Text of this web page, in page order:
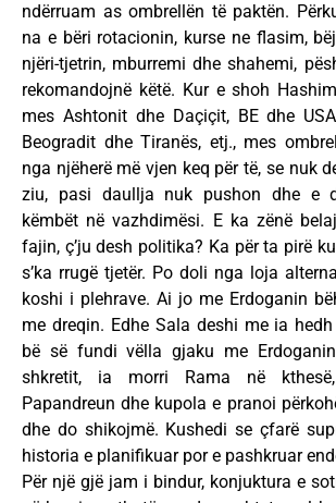
ndërruam as ombrellën të paktën.
na e bëri rotacionin, kurse ne flasim,
njëri-tjetrin, mburremi dhe shahemi,
rekomandojnë këtë. Kur e shoh
mes Ashtonit dhe Daçiçit, BE dhe
Beogradit dhe Tiranës, etj., mes
nga njëherë më vjen keq për të, se nuk
ziu, pasi daullja nuk pushon dhe e
këmbët në vazhdimësi. E ka zënë
fajin, ç’ju desh politika? Ka për ta pirë
s’ka rrugë tjetër. Po doli nga loja
koshi i plehrave. Ai jo me Erdoganin
me dreqin. Edhe Sala deshi me ia
bë së fundi vëlla gjaku me
shkretit, ia morri Rama në
Papandreun dhe kupola e pranoi
dhe do shikojmë. Kushedi se çfarë
historia e planifikuar por e pashkruar
Për një gjë jam i bindur, konjuktura e